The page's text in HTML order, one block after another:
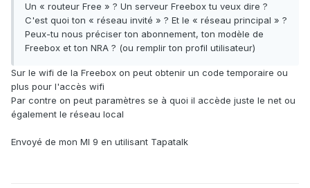
Un « routeur Free » ? Un serveur Freebox tu veux dire ?
C'est quoi ton « réseau invité » ? Et le « réseau principal » ?
Peux-tu nous préciser ton abonnement, ton modèle de
Freebox et ton NRA ? (ou remplir ton profil utilisateur)
Sur le wifi de la Freebox on peut obtenir un code temporaire ou
plus pour l'accès wifi
Par contre on peut paramètres se à quoi il accède juste le net ou
également le réseau local
Envoyé de mon MI 9 en utilisant Tapatalk